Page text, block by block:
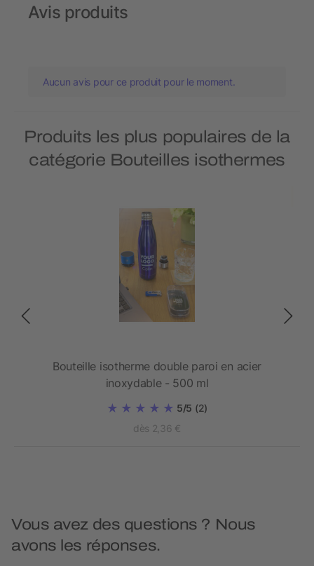
Avis produits
Aucun avis pour ce produit pour le moment.
Produits les plus populaires de la
catégorie Bouteilles isothermes
Bouteille isotherme double paroi en acier
inoxydable - 500 ml
5/5 (2)
dès 2,36 €
Vous avez des questions ? Nous
avons les réponses.